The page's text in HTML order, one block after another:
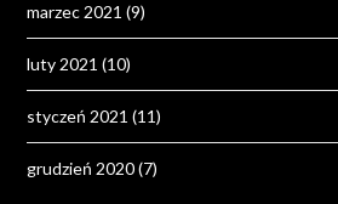
marzec 2021 (9)
luty 2021 (10)
styczeń 2021 (11)
grudzień 2020(7)